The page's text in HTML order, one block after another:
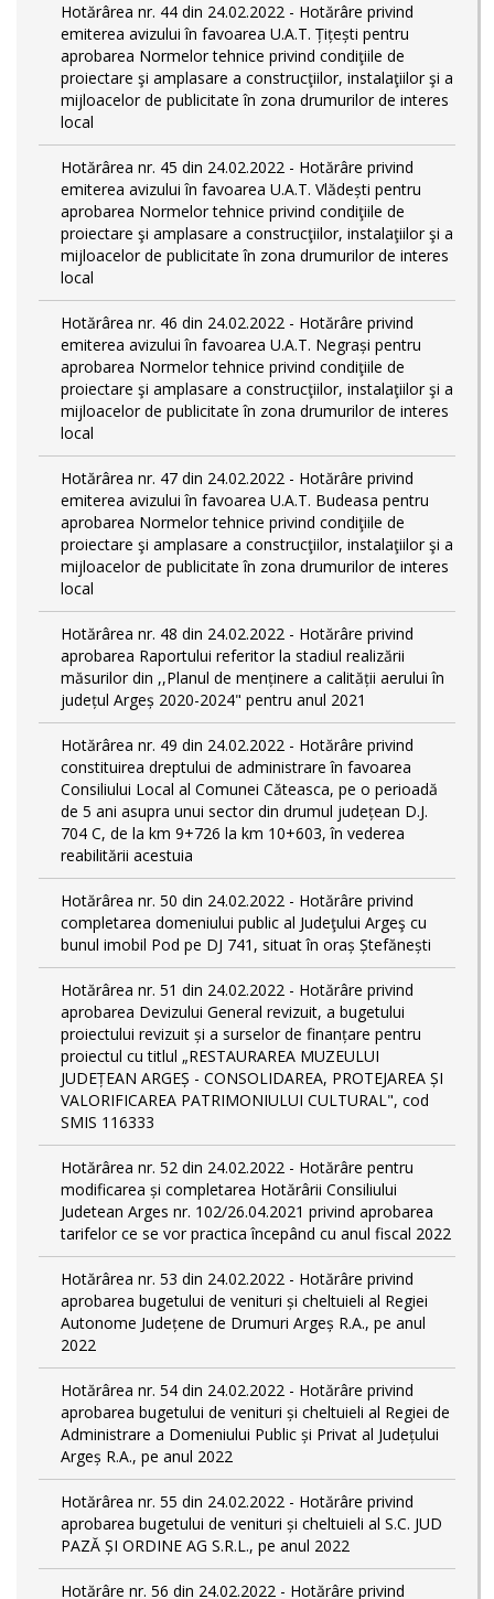
Hotărârea nr. 44 din 24.02.2022 - Hotărâre privind
emiterea avizului în favoarea U.A.T. Țițești pentru
aprobarea Normelor tehnice privind condiţiile de
proiectare şi amplasare a construcţiilor, instalaţiilor şi a
mijloacelor de publicitate în zona drumurilor de interes
local
Hotărârea nr. 45 din 24.02.2022 - Hotărâre privind
emiterea avizului în favoarea U.A.T. Vlădești pentru
aprobarea Normelor tehnice privind condiţiile de
proiectare şi amplasare a construcţiilor, instalaţiilor şi a
mijloacelor de publicitate în zona drumurilor de interes
local
Hotărârea nr. 46 din 24.02.2022 - Hotărâre privind
emiterea avizului în favoarea U.A.T. Negrași pentru
aprobarea Normelor tehnice privind condiţiile de
proiectare şi amplasare a construcţiilor, instalaţiilor şi a
mijloacelor de publicitate în zona drumurilor de interes
local
Hotărârea nr. 47 din 24.02.2022 - Hotărâre privind
emiterea avizului în favoarea U.A.T. Budeasa pentru
aprobarea Normelor tehnice privind condiţiile de
proiectare şi amplasare a construcţiilor, instalaţiilor şi a
mijloacelor de publicitate în zona drumurilor de interes
local
Hotărârea nr. 48 din 24.02.2022 - Hotărâre privind
aprobarea Raportului referitor la stadiul realizării
măsurilor din ,,Planul de menținere a calității aerului în
județul Argeș 2020-2024" pentru anul 2021
Hotărârea nr. 49 din 24.02.2022 - Hotărâre privind
constituirea dreptului de administrare în favoarea
Consiliului Local al Comunei Căteasca, pe o perioadă
de 5 ani asupra unui sector din drumul județean D.J.
704 C, de la km 9+726 la km 10+603, în vederea
reabilitării acestuia
Hotărârea nr. 50 din 24.02.2022 - Hotărâre privind
completarea domeniului public al Judeţului Argeş cu
bunul imobil Pod pe DJ 741, situat în oraș Ștefănești
Hotărârea nr. 51 din 24.02.2022 - Hotărâre privind
aprobarea Devizului General revizuit, a bugetului
proiectului revizuit și a surselor de finanțare pentru
proiectul cu titlul „RESTAURAREA MUZEULUI
JUDEȚEAN ARGEȘ - CONSOLIDAREA, PROTEJAREA ȘI
VALORIFICAREA PATRIMONIULUI CULTURAL", cod
SMIS 116333
Hotărârea nr. 52 din 24.02.2022 - Hotărâre pentru
modificarea și completarea Hotărârii Consiliului
Judetean Arges nr. 102/26.04.2021 privind aprobarea
tarifelor ce se vor practica începând cu anul fiscal 2022
Hotărârea nr. 53 din 24.02.2022 - Hotărâre privind
aprobarea bugetului de venituri și cheltuieli al Regiei
Autonome Județene de Drumuri Argeș R.A., pe anul
2022
Hotărârea nr. 54 din 24.02.2022 - Hotărâre privind
aprobarea bugetului de venituri și cheltuieli al Regiei de
Administrare a Domeniului Public și Privat al Județului
Argeș R.A., pe anul 2022
Hotărârea nr. 55 din 24.02.2022 - Hotărâre privind
aprobarea bugetului de venituri și cheltuieli al S.C. JUD
PAZĂ ȘI ORDINE AG S.R.L., pe anul 2022
Hotărâre nr. 56 din 24.02.2022 - Hotărâre privind